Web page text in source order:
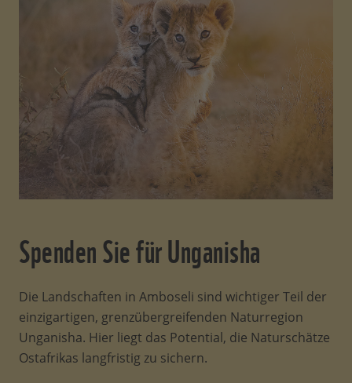
Spenden Sie für Unganisha
Die Landschaften in Amboseli sind wichtiger Teil der
einzigartigen, grenzübergreifenden Naturregion
Unganisha. Hier liegt das Potential, die Naturschätze
Ostafrikas langfristig zu sichern.